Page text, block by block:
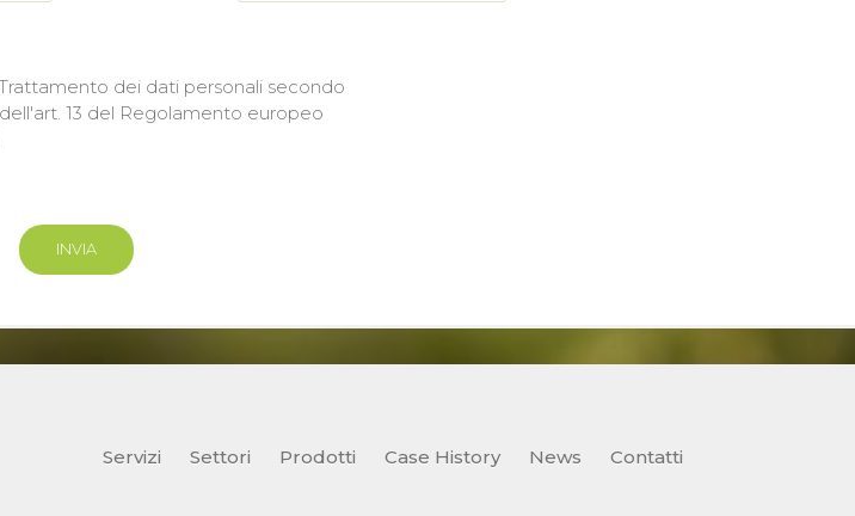
dei dati personali secondo
13 del Regolamento europeo
Servizi Settori Prodotti Case History News Contatti